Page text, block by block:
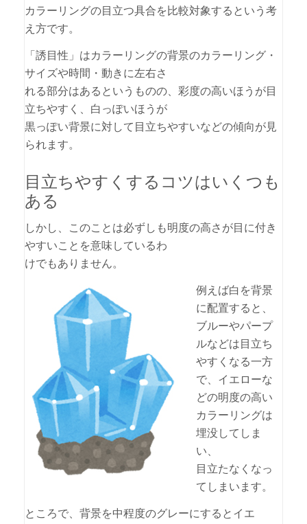
カラーリングの目立つ具合を比較対象するという考
え方です。
「誘目性」はカラーリングの背景のカラーリング・
サイズや時間・動きに左右さ
れる部分はあるというものの、彩度の高いほうが目
立ちやすく、白っぽいほうが
黒っぽい背景に対して目立ちやすいなどの傾向が見
られます。
目立ちやすくするコツはいくつも
ある
しかし、このことは必ずしも明度の高さが目に付き
やすいことを意味しているわ
けでもありません。
例えば白を背景
に配置すると、
ブルーやパープ
ルなどは目立ち
やすくなる一方
で、イエローな
どの明度の高い
カラーリングは
埋没してしま
い、
目立たなくなっ
てしまいます。
ところで、背景を中程度のグレーにするとイエ